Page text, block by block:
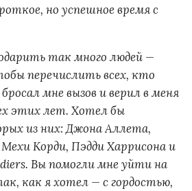
но успешное время с
так много людей —
перечислить всех, кто
мне вызов и верил в меня
этих лет. Хотел бы
из них: Джона Аллета,
Корди, Пэдди Харрисона и
Вы помогли мне уйти на
как я хотел — с гордостью,